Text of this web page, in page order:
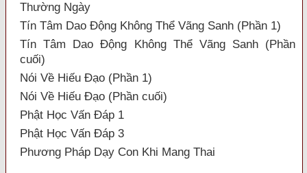
Thường Ngày
Tín Tâm Dao Động Không Thể Vãng Sanh (Phần 1)
Tín Tâm Dao Động Không Thể Vãng Sanh (Phần
cuối)
Nói Về Hiếu Đạo (Phần 1)
Nói Về Hiếu Đạo (Phần cuối)
Phật Học Vấn Đáp 1
Phật Học Vấn Đáp 3
Phương Pháp Dạy Con Khi Mang Thai